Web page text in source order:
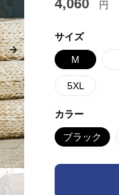
Next slide
4,060 円
サイズ
M
5XL
カラー
ブラック